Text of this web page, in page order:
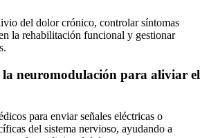
del dolor crónico, controlar síntomas
la rehabilitación funcional y gestionar
neuromodulación para aliviar el
para enviar señales eléctricas o
del sistema nervioso, ayudando a